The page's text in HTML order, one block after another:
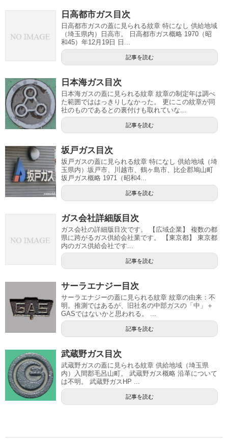
日高都市ガス目次
日高都市ガスの蓋に見られる紋章 特になし 供給地域
（埼玉県内）日高市。 日高都市ガス概略 1970（昭
和45）年12月19日 日...
記事を読む
日本海ガス目次
日本海ガスの蓋に見られる紋章 紋章の制定年は調べ
た範囲でははっきりしなかった。 更にこの紋章が同
社のものであるとの裏付けも取れていな...
記事を読む
坂戸ガス目次
坂戸ガスの蓋に見られる紋章 特になし 供給地域（埼
玉県内）坂戸市、川越市、鶴ヶ島市、比企郡鳩山町
坂戸ガス概略 1971（昭和4...
記事を読む
ガス会社詳細版目次
ガス会社の詳細版目次です。 【広域企業】 複数の都
県に跨がるガス供給会社業です。 【東京都】 東京都
内のガス供給会社です...
記事を読む
サーラエナジー目次
サーラエナジーの蓋に見られる紋章 紋章の由来：不
明。推測ではあるが、旧社名の中部ガスの「中」＋
GASではないかと思われる。 ...
記事を読む
武蔵野ガス目次
武蔵野ガスの蓋に見られる紋章 供給地域（埼玉県
内）入間郡毛呂山町。 武蔵野ガス概略 沿革について
は不明。 武蔵野ガスHP ...
記事を読む